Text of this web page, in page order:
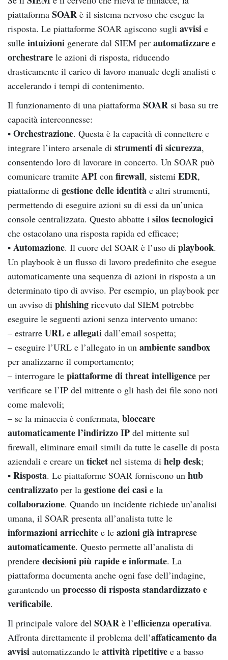
piattaforma SOAR è il sistema nervoso che esegue la
risposta. Le piattaforme SOAR agiscono sugli avvisi e
sulle intuizioni generate dal SIEM per automatizzare e
orchestrare le azioni di risposta, riducendo
drasticamente il carico di lavoro manuale degli analisti e
accelerando i tempi di contenimento.
Il funzionamento di una piattaforma SOAR si basa su tre
capacità interconnesse:
• Orchestrazione. Questa è la capacità di connettere e
integrare l’intero arsenale di strumenti di sicurezza,
consentendo loro di lavorare in concerto. Un SOAR può
comunicare tramite API con firewall, sistemi EDR,
piattaforme di gestione delle identità e altri strumenti,
permettendo di eseguire azioni su di essi da un’unica
console centralizzata. Questo abbatte i silos tecnologici
che ostacolano una risposta rapida ed efficace;
• Automazione. Il cuore del SOAR è l’uso di playbook.
Un playbook è un flusso di lavoro predefinito che esegue
automaticamente una sequenza di azioni in risposta a un
determinato tipo di avviso. Per esempio, un playbook per
un avviso di phishing ricevuto dal SIEM potrebbe
eseguire le seguenti azioni senza intervento umano:
– estrarre URL e allegati dall’email sospetta;
– eseguire l’URL e l’allegato in un ambiente sandbox
per analizzarne il comportamento;
– interrogare le piattaforme di threat intelligence per
verificare se l’IP del mittente o gli hash dei file sono noti
come malevoli;
– se la minaccia è confermata, bloccare
automaticamente l’indirizzo IP del mittente sul
firewall, eliminare email simili da tutte le caselle di posta
aziendali e creare un ticket nel sistema di help desk;
• Risposta. Le piattaforme SOAR forniscono un hub
centralizzato per la gestione dei casi e la
collaborazione. Quando un incidente richiede un’analisi
umana, il SOAR presenta all’analista tutte le
informazioni arricchite e le azioni già intraprese
automaticamente. Questo permette all’analista di
prendere decisioni più rapide e informate. La
piattaforma documenta anche ogni fase dell’indagine,
garantendo un processo di risposta standardizzato e
verificabile.
Il principale valore del SOAR è l’efficienza operativa.
Affronta direttamente il problema dell’affaticamento da
avvisi automatizzando le attività ripetitive e a basso